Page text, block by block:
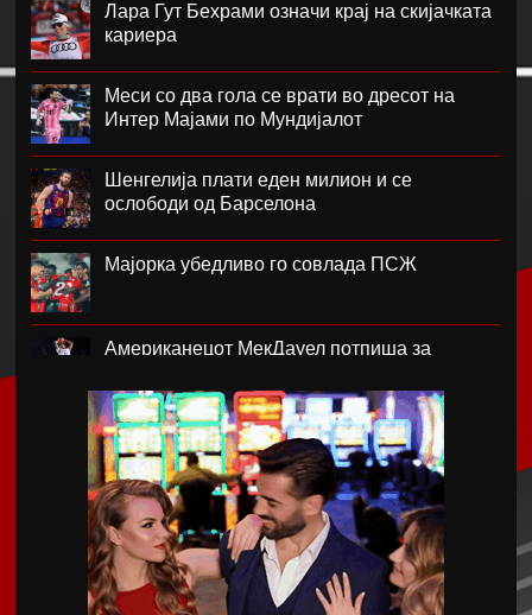
Лара Гут Бехрами означи крај на скијачката
кариера
Меси со два гола се врати во дресот на
Интер Мајами по Мундијалот
Шенгелија плати еден милион и се
ослободи од Барселона
Мајорка убедливо го совлада ПСЖ
Американецот МекДауел потпиша за
Проблемите надминати, Реал го договори
Диоманде
Мекгрегор: Моето колено е уништено
Германецот Јаисле е нов менаџер на